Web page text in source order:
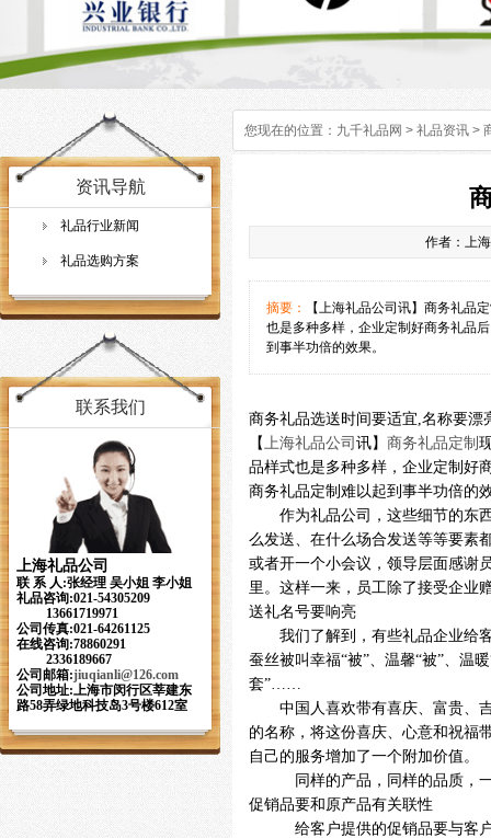
您现在的位置： 九千礼品网 > 礼品资讯 >
资讯导航
礼品行业新闻
礼品选购方案
联系我们
上海礼品公司
联 系 人:张经理 吴小姐 李小姐
礼品咨询:021-54305209
13661719971
公司传真:021-64261125
在线咨询:78860291
2336189667
公司邮箱:jiuqianli@126.com
公司地址:上海市闵行区莘建东
路58弄绿地科技岛3号楼612室
作者：上
摘要：
【上海礼品公司讯】商务礼品
也是多种多样，企业定制好商务礼品
到事半功倍的效果。
商务礼品选送时间要适宜,名称要漂
【上海礼品公司 讯】 商务礼品定制
品样式也是多种多样，企业定制好
商务礼品定制难以起到事半功倍的
作为礼品公司，这些细节的东
么发送、在什么场合发送等等要素
或者开一个小会议，领导层面感谢
里。这样一来，员工除了接受企业
送礼名号要响亮
我们了解到，有些礼品企业给
蚕丝被叫幸福“被”、温馨“被”、温
套”……
中国人喜欢带有喜庆、富贵、
的名称，将这份喜庆、心意和祝福
自己的服务增加了一个附加价值。
同样的产品，同样的品质，
促销品要和原产品有关联性
给客户提供的促销品要与客